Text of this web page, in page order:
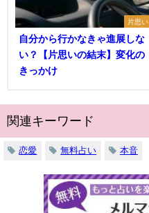
片思い
自分から行かなきゃ進展しな
い？【片思いの結末】変化の
きっかけ
関連キーワード
恋愛 無料占い 本音